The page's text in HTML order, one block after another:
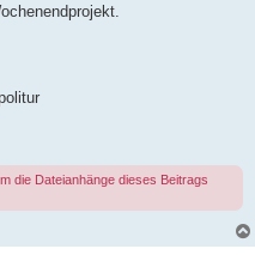
die Dateianhänge dieses Beitrags